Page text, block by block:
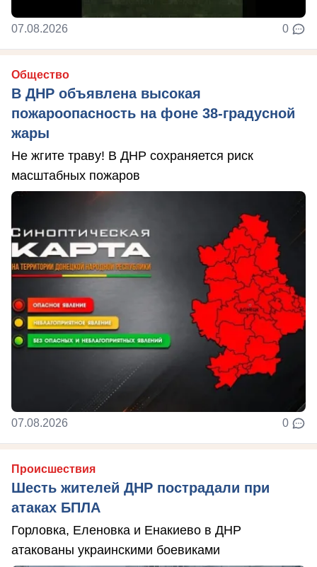
07.08.2026 0
Общество
В ДНР объявлена высокая
пожароопасность на фоне 38-градусной
жары
Не жгите траву! В ДНР сохраняется риск
масштабных пожаров
07.08.2026 0
Происшествия
Шесть жителей ДНР пострадали при
атаках БПЛА
Горловка, Еленовка и Енакиево в ДНР
атакованы украинскими боевиками